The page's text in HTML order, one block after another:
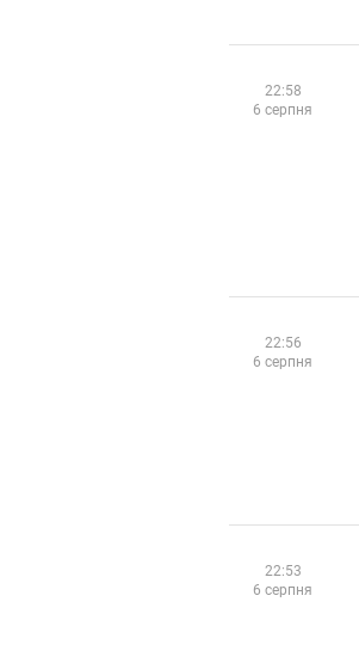
22:58
6 серпня
22:56
6 серпня
22:53
6 серпня